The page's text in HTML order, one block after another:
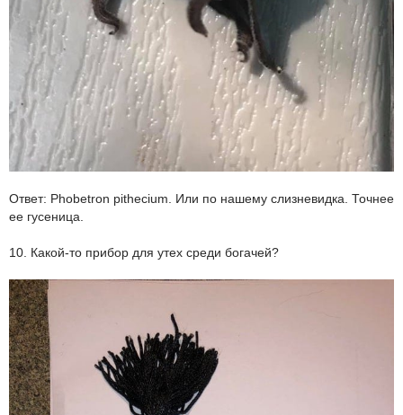
Ответ: Phobetron pithecium. Или по нашему слизневидка . Точнее
ее гусеница.
10. Какой-то прибор для утех среди богачей?